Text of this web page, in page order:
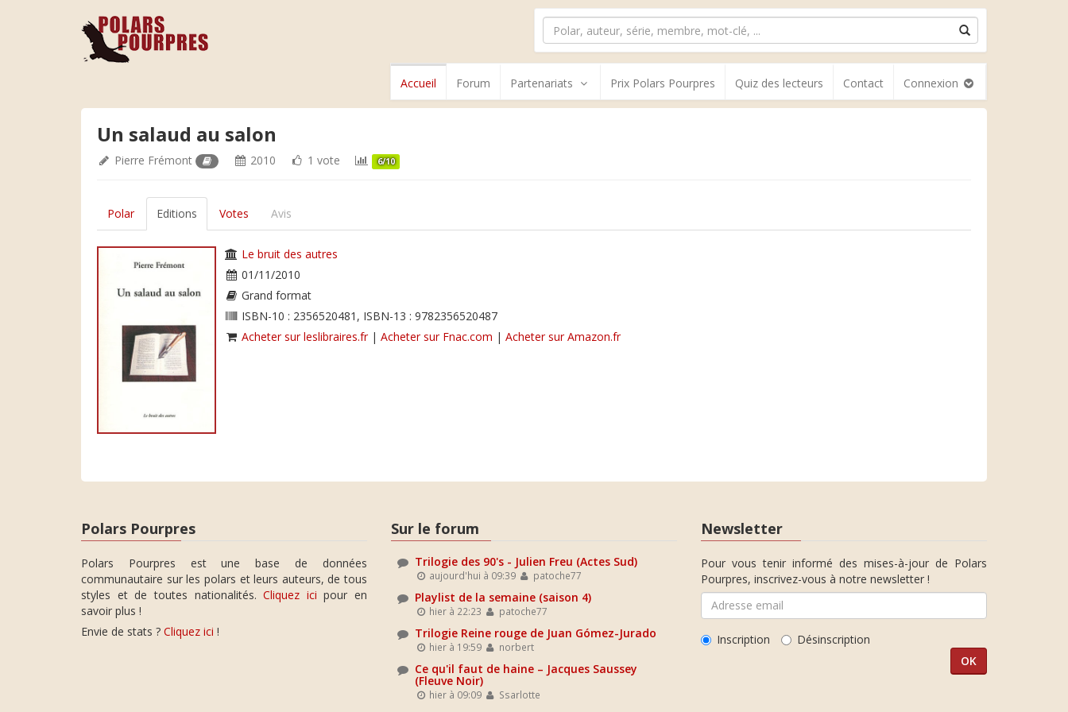
Accueil Forum Partenariats Prix Polars Pourpres Quiz des lecteurs Contact Connexion
Un salaud au salon
Pierre Frémont 2010 1 vote 6/10
Polar Editions Votes Avis
Le bruit des autres
01/11/2010
Grand format
ISBN-10 : 2356520481, ISBN-13 : 9782356520487
Acheter sur leslibraires.fr| Acheter sur Fnac.com | Acheter sur Amazon.fr
Polars Pourpres
Polars Pourpres est une base de données
communautaire sur les polars et leurs auteurs, de tous
styles et de toutes nationalités.Cliquez ici pour en
savoir plus !
Envie de stats ? Cliquez ici !
Sur le forum
Trilogie des 90's - Julien Freu (Actes Sud)
aujourd'hui à 09:39 patoche77
Playlist de la semaine (saison 4)
hier à 22:23 patoche77
Trilogie Reine rouge de Juan Gómez-Jurado
hier à 19:59 norbert
Ce qu'il faut de haine – Jacques Saussey
(Fleuve Noir)
hier à 09:09 Ssarlotte
Newsletter
Pour vous tenir informé des mises-à-jour de Polars
Pourpres, inscrivez-vous à notre newsletter !
Inscription Désinscription